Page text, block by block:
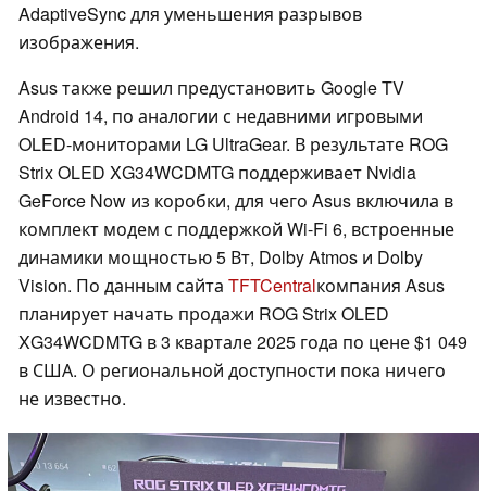
AdaptiveSync для уменьшения разрывов
изображения.
Asus также решил предустановить Google TV
Android 14, по аналогии с недавними игровыми
OLED-мониторами LG UltraGear. В результате ROG
Strix OLED XG34WCDMTG поддерживает Nvidia
GeForce Now из коробки, для чего Asus включила в
комплект модем с поддержкой Wi-Fi 6, встроенные
динамики мощностью 5 Вт, Dolby Atmos и Dolby
Vision. По данным сайта TFTCentralкомпания Asus
планирует начать продажи ROG Strix OLED
XG34WCDMTG в 3 квартале 2025 года по цене $1 049
в США. О региональной доступности пока ничего
не известно.